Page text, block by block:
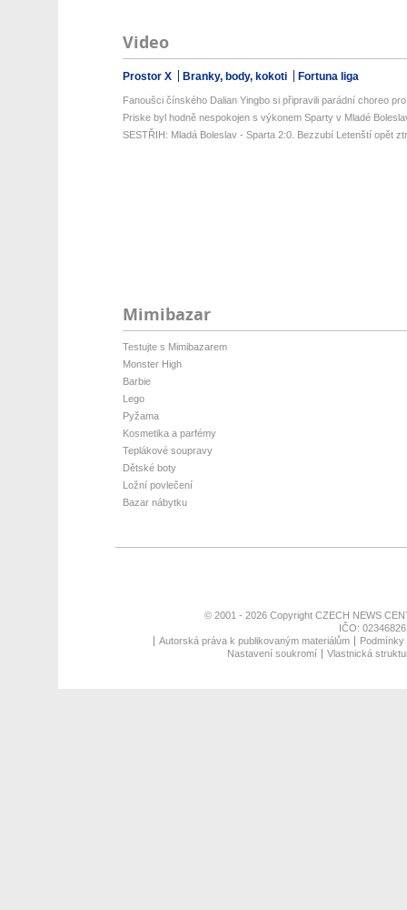
Video
Prostor X Branky, body, kokoti Fortuna liga
Fanoušci čínského Dalian Yingbo si připravili parádní choreo
Priske byl hodně nespokojen s výkonem Sparty v Mladé
SESTŘIH: Mladá Boleslav - Sparta 2:0. Bezzubí Letenští opět
Mimibazar
Testujte s Mimibazarem
Monster High
Barbie
Lego
Pyžama
Kosmetika a parfémy
Teplákové soupravy
Dětské boty
Ložní povlečení
Bazar nábytku
© 2001 - 2026 Copyright CZECH NEWS
IČO:
Autorská práva k publikovaným materiálům
Nastavení soukromí
Vlastnická